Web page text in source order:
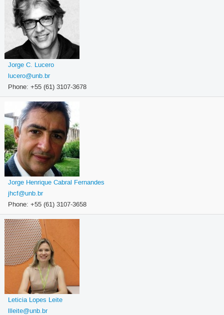
Jorge C. Lucero
lucero@unb.br
Phone: +55 (61) 3107-3678
Jorge Henrique Cabral Fernandes
jhcf@unb.br
Phone: +55 (61) 3107-3658
Leticia Lopes Leite
llleite@unb.br